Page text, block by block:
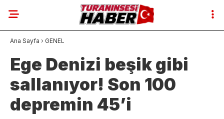
Ana Sayfa › GENEL
Ege Denizi beşik gibi
sallanıyor! Son 100
depremin 45’i